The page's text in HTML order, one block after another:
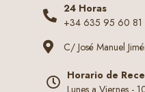
24 Horas
+34 635 95 60 81
C/ José Manuel
Horario de
Lunes a Viernes -